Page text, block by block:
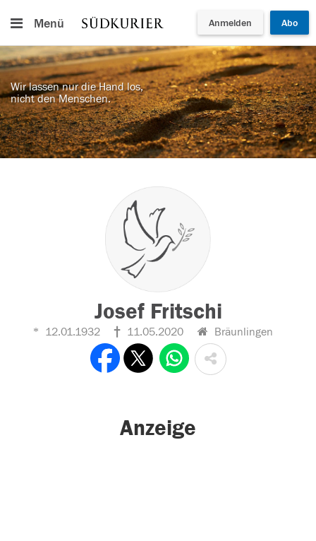
Menü Anmelden Abo
Wir lassen nur die Hand los,
nicht den Menschen.
Josef Fritschi
12.01.1932 11.05.2020 Bräunlingen
Anzeige